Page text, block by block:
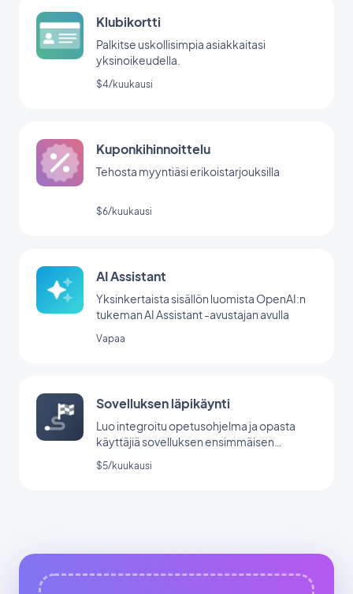
Klubikortti
Palkitse uskollisimpia asiakkaitasi
yksinoikeudella.
$4/kuukausi
Kuponkihinnoittelu
Tehosta myyntiäsi erikoistarjouksilla
$6/kuukausi
AI Assistant
Yksinkertaista sisällön luomista OpenAI:n
tukeman AI Assistant -avustajan avulla
Vapaa
Sovelluksen läpikäynti
Luo integroitu opetusohjelma ja opasta
käyttäjiä sovelluksen ensimmäisen
käynnistyksen aikana.
$5/kuukausi